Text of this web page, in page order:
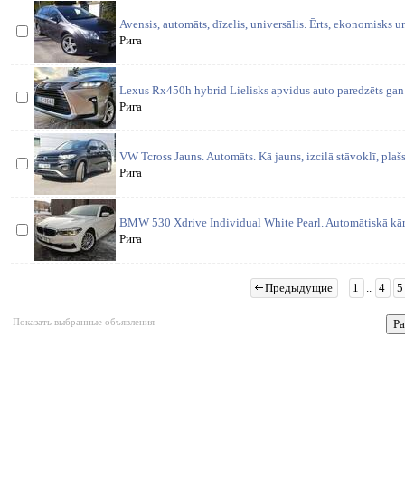
Avensis, automāts, dīzelis, universālis. Ērts, ekonomisks
Рига
Lexus Rx450h hybrid Lielisks apvidus auto paredzēts
Рига
VW Tcross Jauns. Automāts. Kā jauns, izcilā stāvoklī,
Рига
BMW 530 Xdrive Individual White Pearl. Automātiskā
Рига
Предыдущие 1 .. 4 5
Показать выбранные объявления